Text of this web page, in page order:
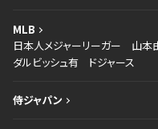
MLB
日本人メジャーリーガー
山本
ダルビッシュ有
ドジャース
侍ジャパン